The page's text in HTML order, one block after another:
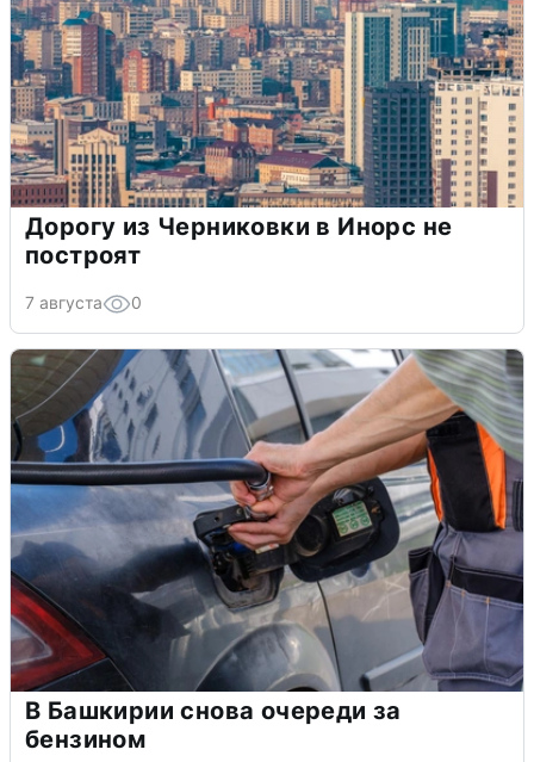
Дорогу из Черниковки в Инорс не
построят
7 августа 0
В Башкирии снова очереди за
бензином